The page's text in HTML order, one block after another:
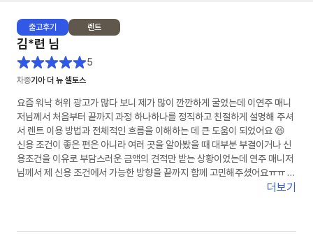
출고후기 렌트
김*련 님
5
차종기아 더 뉴 셀토스
요즘 워낙 허위 광고가 많다 보니 제가 많이 깐깐하게 굴었는데 이연주 매니
저님께서 처음부터 끝까지 과정 하나하나를 정직하고 친절하게 설명해 주셔
서 렌트 이용 방법과 전체적인 흐름을 이해하는 데 큰 도움이 되었어요 😆
신용 조건이 좋은 편은 아니라 여러 곳을 알아봤을 때 대부분 부결이거나 신
용조건을 이유로 부담스러운 금액의 견적만 받는 상황이었는데 연주 매니저
님께서 제 신용 조건에서 가능한 방향을 끝까지 함께 고민해주셨어요ㅠㅠ 그
래서 덕분에 다행히 초기 비용 없이 계약까지 진행할 수 있었고 금액도 제가
더보기